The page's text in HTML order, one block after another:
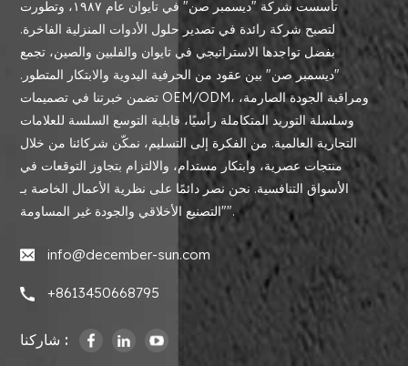
تأسست شركة "ديسمبر صن" في تايوان عام ١٩٨٧، وتطورت
لتصبح شركة رائدة في تصدير حلول الأدوات المنزلية الفاخرة.
بفضل تواجدها الاستراتيجي في تايوان والفلبين والصين، تجمع
"ديسمبر صن" بين عقود من الحرفية اليدوية والابتكار المتطور.
تضمن خبرتنا في تصميمات OEM/ODM، ومراقبة الجودة الصارمة،
وسلسلة التوريد المتكاملة رأسيًا، قابلية التوسع السلسة للعلامات
التجارية العالمية. من الفكرة إلى التسليم، نمكّن شركائنا من خلال
منتجات عصرية، وابتكار مستدام، والالتزام بتجاوز التوقعات في
الأسواق التنافسية. نحن نصر دائمًا على نظرية الأعمال الخاصة بـ
"التصنيع الأخلاقي والجودة غير المساومة".
info@december-sun.com
+8613450668795
شاركنا :